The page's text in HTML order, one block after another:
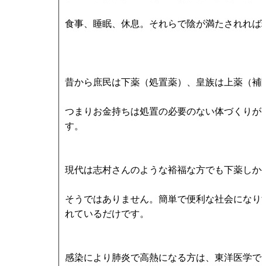
食事、睡眠、休息。それらで陰が満たされれ
昔から庶民は下薬（処置薬）、皇族は上薬（
つまりお金持ちは処置の必要のない体づくり
す。
現代は志村さんのような裕福な方でも下薬し
そうではありません。簡単で便利な社会にな
れているだけです。
感染により肺炎で高熱になる方は、東洋医学